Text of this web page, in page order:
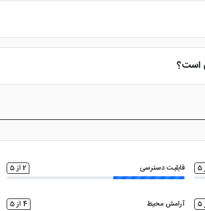
نفرات می توانید پس از پرداخت در درگاه بانکی، رزرو
است؟
قابلیت دسترسی 2 از 5
آرامش محیط 4 از 5